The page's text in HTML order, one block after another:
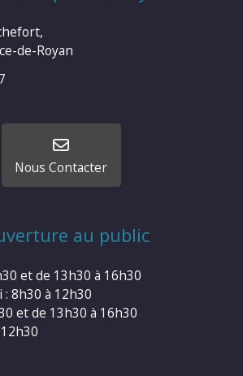
de-Royan
Nous Contacter
au public
et de 13h30 à 16h30
8h30 à 12h30
et de 13h30 à 16h30